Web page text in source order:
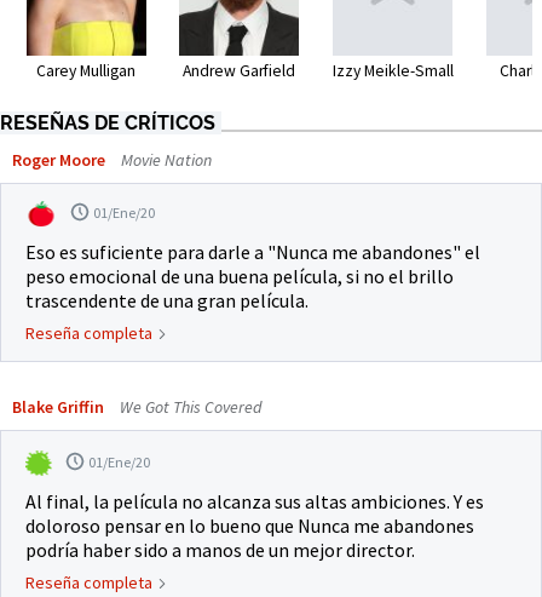
Carey Mulligan Andrew Garfield Izzy Meikle-Small
RESEÑAS DE CRÍTICOS
Roger Moore Movie Nation
01/Ene/20
Eso es suficiente para darle a "Nunca me abandones" el
peso emocional de una buena película, si no el brillo
trascendente de una gran película.
Reseña completa
Blake Griffin We Got This Covered
01/Ene/20
Al final, la película no alcanza sus altas ambiciones. Y es
doloroso pensar en lo bueno que Nunca me abandones
podría haber sido a manos de un mejor director.
Reseña completa